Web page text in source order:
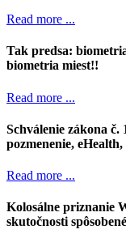
Read more ...
Tak predsa:
biometria miest!!
Read more ...
Schválenie zákona č.
pozmenenie,
Read more ...
Kolosálne priznanie
skutočnosti